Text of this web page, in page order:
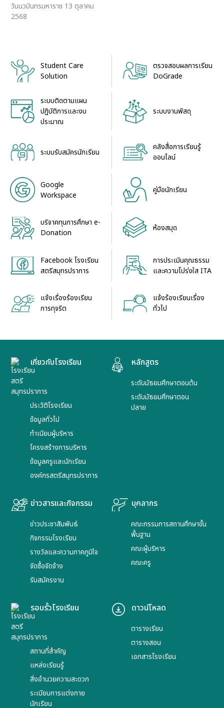
วันนวมินทรมหาราช 13 ตุลาคม
2568
Student Care
Solution
ตรวจสอบผลการเรียน
DoGrade
ระบบติดตามแผน
ปฏิบัติการและงบ
ประมาณ
ระบบงานพัสดุ
ระบบรับสมัครนักเรียน
คลังสื่อการเรียนรู้
ออนไลน์
Google
Workspace
คู่มือนักเรียน
บริจาคทุนการศึกษา e-
Donation
ห้องสมุด
Facebook โรงเรียน
สตรีสมุทรปราการ
การประเมินคุณธรรม
และความโปร่งใส ITA
แจ้งเรื่องร้องเรียน
การทุจริต
แจ้งร้องเรียนเรื่อง
ทั่วไป
เกี่ยวกับโรงเรียน
ประวัติโรงเรียน
ข้อมูลทั่วไป
ทำเนียบผู้บริหาร
โครงสร้างการบริหาร
ข้อมูลครูและนักเรียน
องค์กรสตรีสมุทรปราการ
หลักสูตร
ระดับมัธยมศึกษาตอนต้น
ระดับมัธยมศึกษาตอน
ปลาย
ข่าวสารและกิจกรรม
ข่าวประชาสัมพันธ์
กิจกรรมโรงเรียน
รางวัลและความภาคภูมิใจ
จัดซื้อจัดจ้าง
รับสมัครงาน
บุคลากร
คณะกรรมการสถานศึกษาขั้น
พื้นฐาน
คณะผู้บริหาร
คณะครู
รอบรั้วโรงเรียน
สถานที่สำคัญ
แหล่งเรียนรู้
สิ่งอำนวยความสะดวก
ระเบียบการแต่งกาย
นักเรียน
ดาวน์โหลด
ตารางเรียน
ตารางสอน
เอกสารโรงเรียน